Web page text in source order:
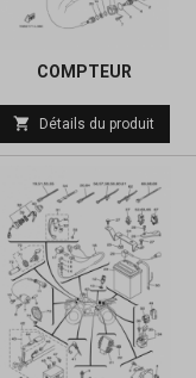
COMPTEUR
Prix
de
 Détails du produit